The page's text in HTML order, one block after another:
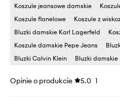
Koszule jeansowe damskie
Koszule flanelowe
Koszule z
Bluzki damskie Karl Lagerfeld
Koszule damskie Pepe Jeans
Bluzki Calvin Klein
Bluzki damskie
Opinie o produkcie 5.0 1